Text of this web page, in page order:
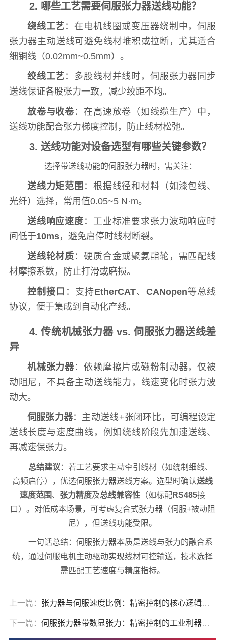
2. 哪些工艺需要伺服张力器送线功能？
绕线工艺 ：在电机线圈或变压器绕制中，伺服
张力器主动送线可避免线材堆积或拉断，尤其适合
细铜线（0.02mm~0.5mm）。
绞线工艺 ：多股线材并线时，伺服张力器同步
送线保证各股张力一致，减少绞距不均。
放卷与收卷：在高速放卷（如线缆生产）中，
送线功能配合张力梯度控制，防止线材松弛。
3. 送线功能对设备选型有哪些关键参数？
选择带送线功能的伺服张力器时，需关注：
送线力矩范围 ：根据线径和材料（如漆包线、
光纤）选择，常用值0.05~5 N·m。
送线响应速度 ：工业标准要求张力波动响应时
间低于10ms，避免启停时线材断裂。
送线轮材质 ：硬质合金或聚氨酯轮，需匹配线
材摩擦系数，防止打滑或磨损。
控制接口 ：支持EtherCAT、 CANopen等总线
协议，便于集成到自动化产线。
4. 传统机械张力器 vs. 伺服张力器送线差
异
机械张力器：依赖摩擦片或磁粉制动器，仅被
动阻尼，不具备主动送线能力，线速变化时张力波
动大。
伺服张力器：主动送线+张闭环比，可编程设定
送线长度与速度曲线，例如绕线阶段先加速送线、
再减速保张力。
总结建议 ：若工艺要求主动牵引线材（如绕制细线、
高频启停），优选伺服张力器送线方案。选型时确认送线
速度范围、 张力精度及总线兼容性 （如标配RS485接
口）。对低成本场景，可考虑复合式张力器（伺服+被动阻
尼），但送线功能受限。
一句话总结：伺服张力器本质是送线与张力的融合系
统，通过伺服电机主动驱动实现线材可控输送，技术选择
需匹配工艺速度与精度指标。
上一篇： 张力器与伺服速度比例：精密控制的核心逻辑与实操指南
下一篇： 伺服张力器带数显张力：精密控制的工业利器与实操指南